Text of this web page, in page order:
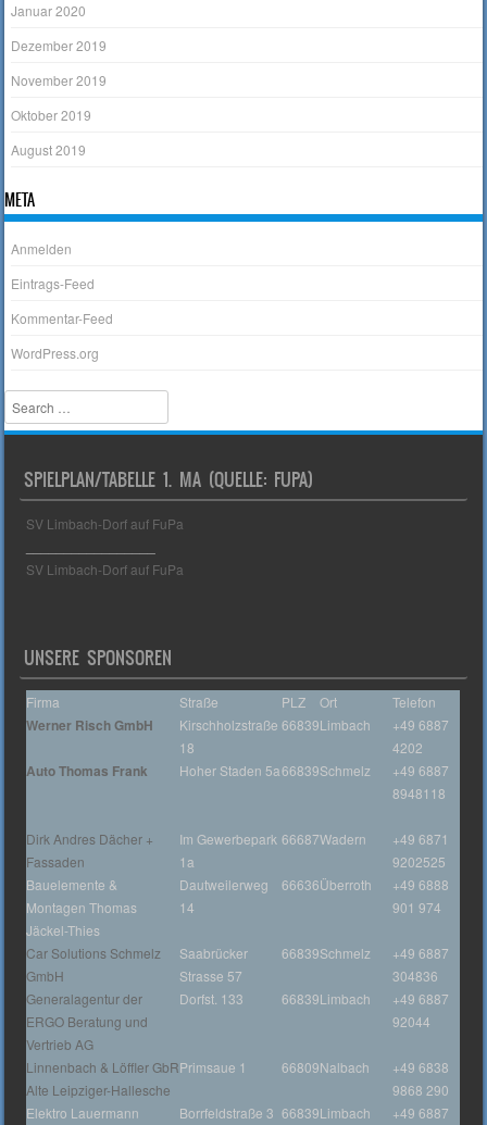
Januar 2020
Dezember 2019
November 2019
Oktober 2019
August 2019
META
Anmelden
Eintrags-Feed
Kommentar-Feed
WordPress.org
Search
SPIELPLAN/TABELLE 1. MA (QUELLE: FUPA)
SV Limbach-Dorf auf FuPa
SV Limbach-Dorf auf FuPa
UNSERE SPONSOREN
Firma Straße PLZ Ort Telefon
Werner Risch GmbH
Kirschholzstraße
18
66839Limbach
+49 6887
4202
Auto Thomas Frank Hoher Staden 5a66839Schmelz
+49 6887
8948118
Dirk Andres Dächer +
Fassaden
Im Gewerbepark
1a
66687Wadern
+49 6871
9202525
Bauelemente &
Montagen Thomas
Jäckel-Thies
Dautweilerweg
14
66636Überroth
+49 6888
901 974
Car Solutions Schmelz
GmbH
Saabrücker
Strasse 57
66839Schmelz
+49 6887
304836
Generalagentur der
ERGO Beratung und
Vertrieb AG
Dorfst. 133 66839Limbach
+49 6887
92044
Linnenbach & Löffler GbR
Alte Leipziger-Hallesche
Primsaue 1 66809Nalbach
+49 6838
9868 290
Elektro Lauermann
Borrfeldstraße 3 66839Limbach
+49 6887